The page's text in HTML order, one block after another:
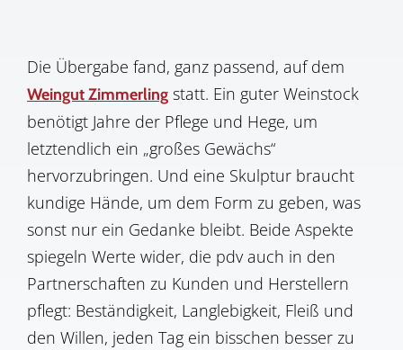
Die Übergabe fand, ganz passend, auf dem
Weingut Zimmerling statt. Ein guter Weinstock
benötigt Jahre der Pflege und Hege, um
letztendlich ein „großes Gewächs“
hervorzubringen. Und eine Skulptur braucht
kundige Hände, um dem Form zu geben, was
sonst nur ein Gedanke bleibt. Beide Aspekte
spiegeln Werte wider, die pdv auch in den
Partnerschaften zu Kunden und Herstellern
pflegt: Beständigkeit, Langlebigkeit, Fleiß und
den Willen, jeden Tag ein bisschen besser zu